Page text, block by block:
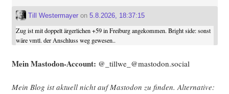
Till Westermayeron 5.8.2026, 18:37:15
Zug ist mit doppelt ärgerlichen +59 in Freiburg angekommen. Bright side: sonst
wäre vmtl. der Anschluss weg gewesen..
Mein Mast­o­don-Account: @_tillwe_@mastodon.social
Mein Blog ist aktu­ell nicht auf Mast­o­don zu fin­den. Alter­na­ti­ve: